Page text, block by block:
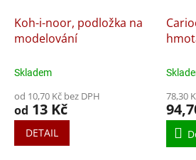
Koh-i-noor, podložka na
modelování
Skladem
od 10,70 Kč bez DPH
od 13 Kč
DETAIL
78,30